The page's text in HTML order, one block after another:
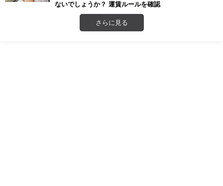
ないでしょうか？ 運賃ルールを確認
さらに見る